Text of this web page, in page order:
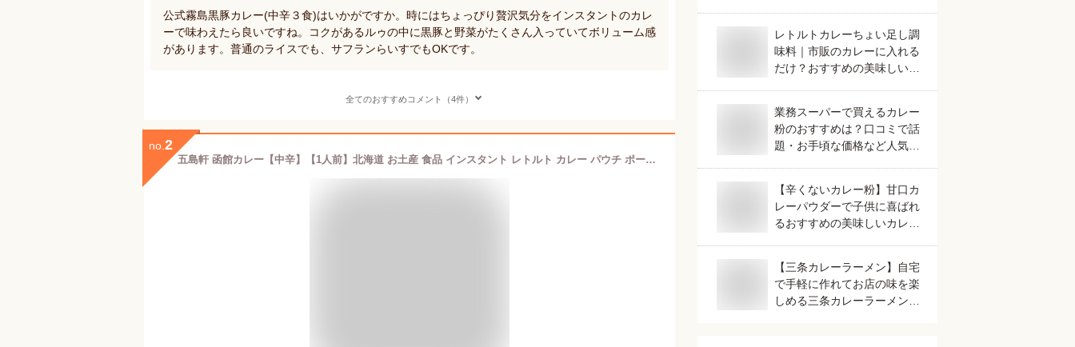
公式霧島黒豚カレー(中辛３食)はいかがですか。時にはちょっぴり贅沢気分をインスタントのカレ
ーで味わえたら良いですね。コクがあるルゥの中に黒豚と野菜がたくさん入っていてボリューム感
があります。普通のライスでも、サフランらいすでもOKです。
全てのおすすめコメント（4件）
no. 2
五島軒 函館カレー【中辛】【1人前】北海道 お土産 食品 インスタント レトルト カレー パウチ ポーク 豚 じゃがいも にんじん ギフト プレゼント お取り寄せ
レトルトカレーちょい足し調
味料｜市販のカレーに入れる
だけ？おすすめの美味しいも
業務スーパーで買えるカレー
粉のおすすめは？口コミで話
題・お手頃な価格など人気も
【辛くないカレー粉】甘口カ
レーパウダーで子供に喜ばれ
るおすすめの美味しいカレー
【三条カレーラーメン】自宅
で手軽に作れてお店の味を楽
しめる三条カレーラーメンの